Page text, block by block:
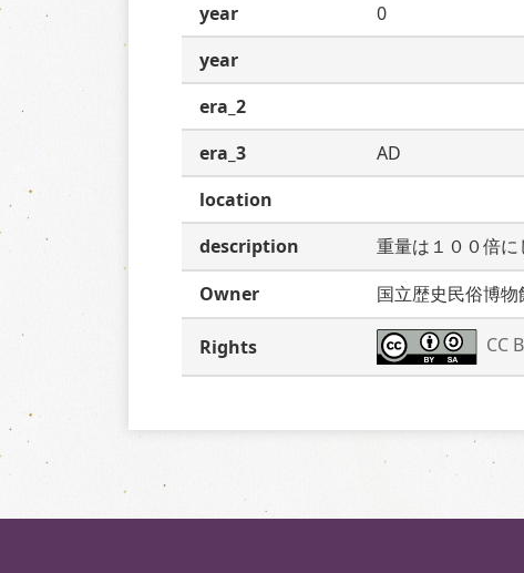
year
0
year
era_2
era_3
AD
location
description
重量は１００倍に
Owner
国立歴史民俗博物
Rights CC